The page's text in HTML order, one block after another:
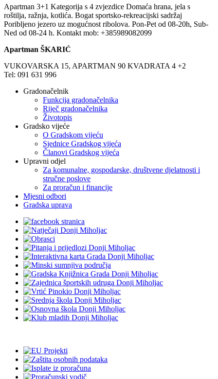
Apartman 3+1 Kategorija s 4 zvjezdice Domaća hrana, jela s
roštilja, ražnja, kotlića. Bogat sportsko-rekreacijski sadržaj
Poribljeno jezero uz mogućnost ribolova. Pon-Pet od 08-20h, Sub-
Ned od 08-24 h. Kontakt mob: +385989082099
Apartman ŠKARIĆ
VUKOVARSKA 15, APARTMAN 90 KVADRATA 4 +2
Tel: 091 631 996
Gradonačelnik
Funkcija gradonačelnika
Riječ gradonačelnika
Životopis
Gradsko vijeće
O Gradskom vijeću
Sjednice Gradskog vijeća
Članovi Gradskog vijeća
Upravni odjel
Za komunalne, gospodarske, društvene djelatnosti i
stručne poslove
Za proračun i financije
Mjesni odbori
Gradska uprava